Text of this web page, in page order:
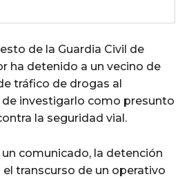
de la Guardia Civil de
ha detenido a un vecino de
tráfico de drogas al
investigarlo como presunto
la seguridad vial.
comunicado, la detención
transcurso de un operativo